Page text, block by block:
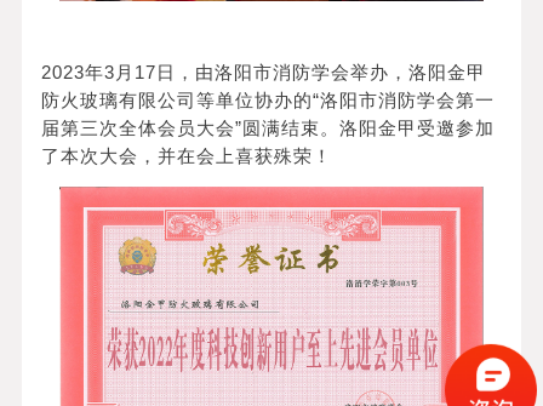
2023年3月17日，由洛阳市消防学会举办，洛阳金甲
防火玻璃有限公司等单位协办的“洛阳市消防学会第一
届第三次全体会员大会”圆满结束。洛阳金甲受邀参加
了本次大会，并在会上喜获殊荣 ！